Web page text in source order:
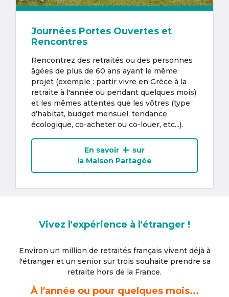
Journées Portes Ouvertes et
Rencontres
Rencontrez des retraités ou des personnes
âgées de plus de 60 ans ayant le même
projet (exemple : partir vivre en Grèce à la
retraite à l'année ou pendant quelques mois)
et les mêmes attentes que les vôtres (type
d'habitat, budget mensuel, tendance
écologique, co-acheter ou co-louer, etc...).
En savoir
sur
la Maison Partagée
Vivez l'expérience à l'étranger !
Environ un million de retraités français vivent déjà à
l'étrangeret un senior sur trois souhaite prendre sa
retraite hors de la France.
À l'année ou pour quelques mois...